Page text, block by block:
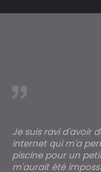
Je suis ravi d'avoir
internet qui m'a
piscine pour un
m'aurait été